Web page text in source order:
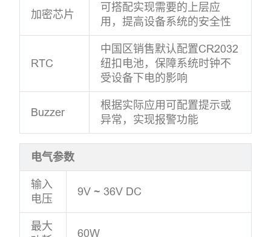
加密芯片
可搭配实现需要的上层应
用，提高设备系统的安全性
RTC
中国区销售默认配置CR2032
纽扣电池，保障系统时钟不
受设备下电的影响
Buzzer
根据实际应用可配置提示或
异常，实现报警功能
电气参数
输入
电压
9V ~ 36V DC
最大
60W